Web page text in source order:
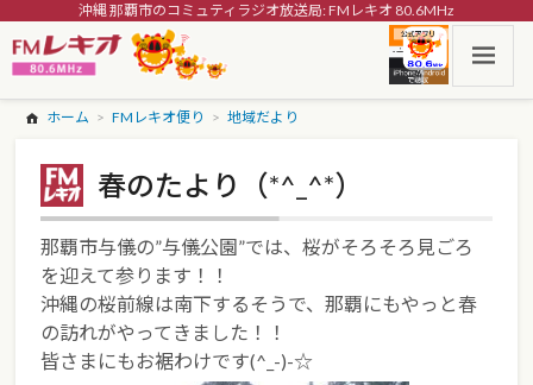
沖縄 那覇市のコミュティラジオ放送局: FMレキオ 80.6MHz
ホーム FMレキオ便り 地域だより
春のたより（*^_^*）
那覇市与儀の”与儀公園”では、桜がそろそろ見ごろ
を迎えて参ります！！
沖縄の桜前線は南下するそうで、那覇にもやっと春
の訪れがやってきました！！
皆さまにもお裾わけです(^_-)-☆